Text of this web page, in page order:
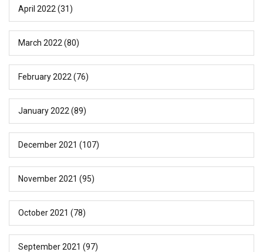
April 2022 (31)
March 2022 (80)
February 2022 (76)
January 2022 (89)
December 2021 (107)
November 2021 (95)
October 2021 (78)
September 2021 (97)